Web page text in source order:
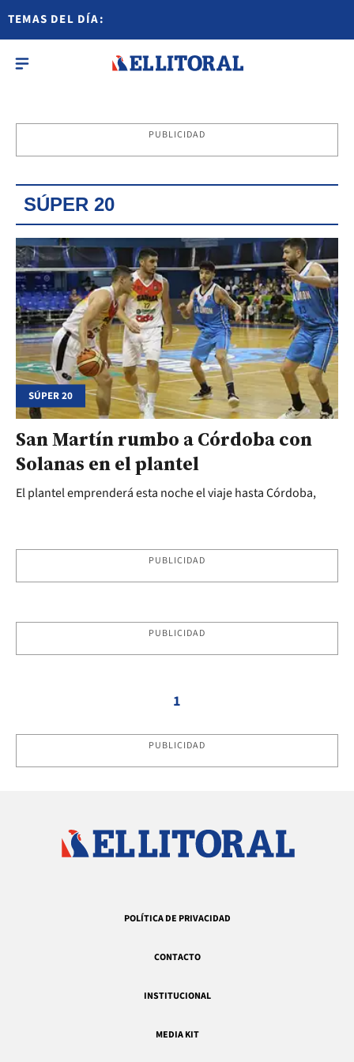
TEMAS DEL DÍA:
PUBLICIDAD
SÚPER 20
SÚPER 20
San Martín rumbo a Córdoba con
Solanas en el plantel
El plantel emprenderá esta noche el viaje hasta Córdoba,
PUBLICIDAD
PUBLICIDAD
1
PUBLICIDAD
POLÍTICA DE PRIVACIDAD
CONTACTO
INSTITUCIONAL
MEDIA KIT